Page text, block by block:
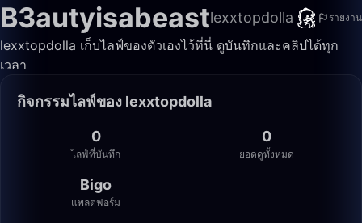
B3autyisabeastlexxtopdolla รายงาน
lexxtopdolla เก็บไลฟ์ของตัวเองไว้ที่นี่ ดูบันทึกและคลิปได้ทุก
เวลา
กิจกรรมไลฟ์ของ lexxtopdolla
0
ไลฟ์ที่บันทึก
0
ยอดดูทั้งหมด
Bigo
แพลตฟอร์ม